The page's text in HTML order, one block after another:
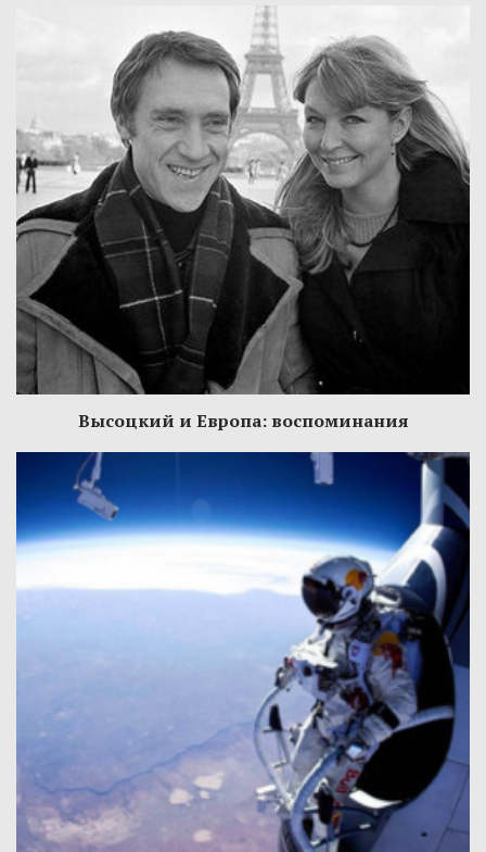
Высоцкий и Европа: воспоминания